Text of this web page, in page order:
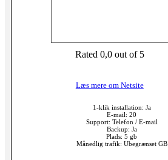
Rated 0,0 out of 5
Læs mere om Netsite
1-klik installation: Ja
E-mail: 20
Support: Telefon / E-mail
Backup: Ja
Plads: 5 gb
Månedlig trafik: Ubegrænset GB